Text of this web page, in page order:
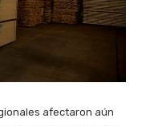
afectaron aún